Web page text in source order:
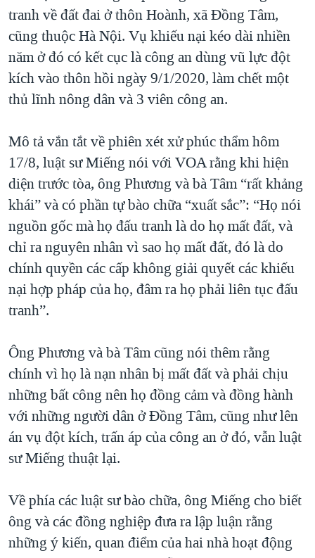
tranh về đất đai ở thôn Hoành, xã Đồng Tâm,
cũng thuộc Hà Nội. Vụ khiếu nại kéo dài nhiền
năm ở đó có kết cục là công an dùng vũ lực đột
kích vào thôn hồi ngày 9/1/2020, làm chết một
thủ lĩnh nông dân và 3 viên công an.
Mô tả vắn tắt về phiên xét xử phúc thẩm hôm
17/8, luật sư Miếng nói với VOA rằng khi hiện
diện trước tòa, ông Phương và bà Tâm “rất khảng
khái” và có phần tự bào chữa “xuất sắc”: “Họ nói
nguồn gốc mà họ đấu tranh là do họ mất đất, và
chỉ ra nguyên nhân vì sao họ mất đất, đó là do
chính quyền các cấp không giải quyết các khiếu
nại hợp pháp của họ, đâm ra họ phải liên tục đấu
tranh”.
Ông Phương và bà Tâm cũng nói thêm rằng
chính vì họ là nạn nhân bị mất đất và phải chịu
những bất công nên họ đồng cảm và đồng hành
với những người dân ở Đồng Tâm, cũng như lên
án vụ đột kích, trấn áp của công an ở đó, vẫn luật
sư Miếng thuật lại.
Về phía các luật sư bào chữa, ông Miếng cho biết
ông và các đồng nghiệp đưa ra lập luận rằng
những ý kiến, quan điểm của hai nhà hoạt động